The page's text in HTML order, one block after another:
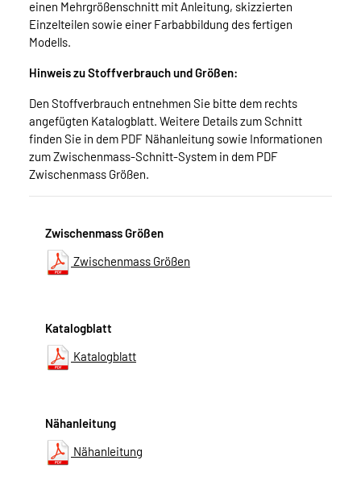
einen Mehrgrößenschnitt mit Anleitung, skizzierten
Einzelteilen sowie einer Farbabbildung des fertigen
Modells.
Hinweis zu Stoffverbrauch und Größen:
Den Stoffverbrauch entnehmen Sie bitte dem rechts
angefügten Katalogblatt. Weitere Details zum Schnitt
finden Sie in dem PDF Nähanleitung sowie Informationen
zum Zwischenmass-Schnitt-System in dem PDF
Zwischenmass Größen.
Zwischenmass Größen
Zwischenmass Größen
Katalogblatt
Katalogblatt
Nähanleitung
Nähanleitung